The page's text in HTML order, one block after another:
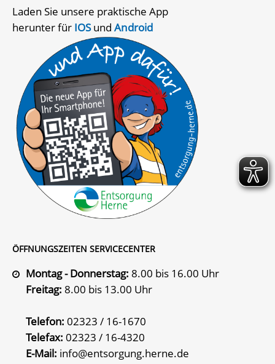
Laden Sie unsere praktische App
herunter für IOSundAndroid
ÖFFNUNGSZEITEN SERVICECENTER
Montag - Donnerstag: 8.00 bis 16.00 Uhr
Freitag: 8.00 bis 13.00 Uhr
Telefon: 02323 / 16-1670
Telefax: 02323 / 16-4320
E-Mail: info@entsorgung.herne.de